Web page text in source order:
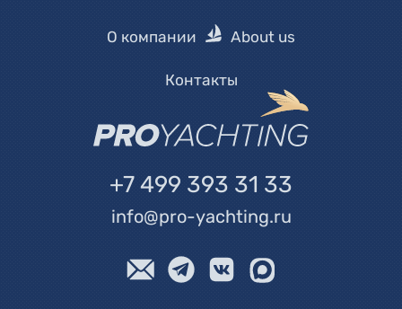
О компании About us
Контакты
+7 499 393 31 33
info@pro-yachting.ru